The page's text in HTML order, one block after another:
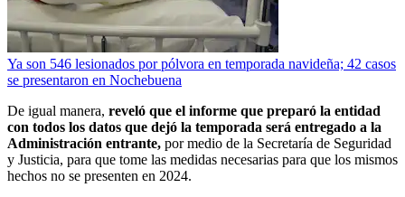
Ya son 546 lesionados por pólvora en temporada navideña; 42 casos
se presentaron en Nochebuena
De igual manera, reveló que el informe que preparó la entidad
con todos los datos que dejó la temporada será entregado a la
Administración entrante, por medio de la Secretaría de Seguridad
y Justicia, para que tome las medidas necesarias para que los mismos
hechos no se presenten en 2024.